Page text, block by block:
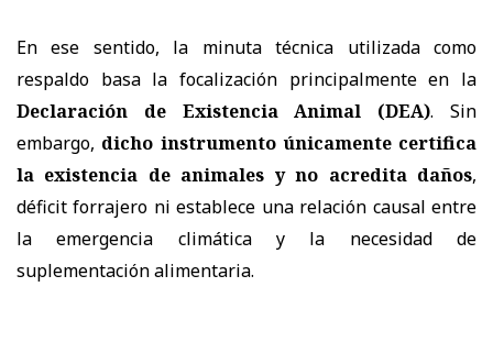
En ese sentido, la minuta técnica utilizada como
respaldo basa la focalización principalmente en la
Declaración de Existencia Animal (DEA). Sin
embargo, dicho instrumento únicamente certifica
la existencia de animales y no acredita daños,
déficit forrajero ni establece una relación causal entre
la emergencia climática y la necesidad de
suplementación alimentaria.